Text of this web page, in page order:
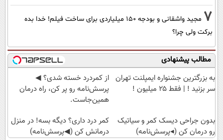
7
مجید واشقانی و بودجه 150 میلیاردی برای ساخت فیلم! خدا بده
برکت ولی چرا؟
مطالب پیشنهادی
به بزرگترین جشنواره ایمپلنت تهران
سر بزنید ! | فقط ۲۵ میلیون !
از کمردرد خسته شدی؟ ◀
پرسش‌نامه رو پر کن، راه درمان
همین‌جاست.
بدون جراحی دیسک کمر و سیاتیک
رو درمان کن (◂پرسش‌نامه)
کمر درد داری؟ دیگه بسه! در منزل
درمانش کن (◀پرسش‌نامه)